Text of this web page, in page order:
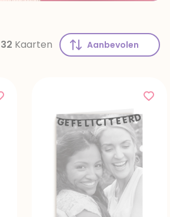
32 Kaarten